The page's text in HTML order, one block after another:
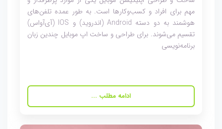
مهم برای افراد و کسب‌وکارها است. به طور عمده تلفن‌های
هوشمند به دو دسته Android (اندروید) و IOS (آی‌آو‌اس)
تقسیم می‌شوند. برای طراحی و ساخت اپ موبایل چندین زبان
برنامه‌نویسی
ادامه مطلب ...